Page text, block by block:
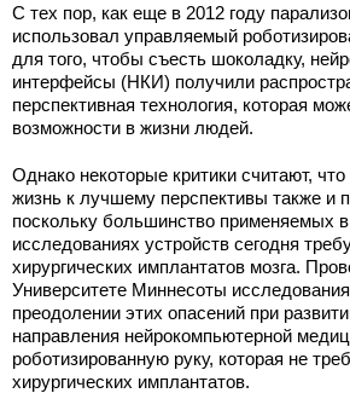
С тех пор, как еще в 2012 году
использовал управляемый
для того, чтобы съесть шоколадку,
интерфейсы (НКИ) получили
перспективная технология, которая
возможности в жизни людей.
Однако некоторые критики считают,
жизнь к лучшему перспективы также и
поскольку большинство применяемых в
исследованиях устройств сегодня
хирургических имплантатов мозга.
Университете Миннесоты
преодолении этих опасений при
направления нейрокомпьютерной
роботизированную руку, которая не
хирургических имплантатов.